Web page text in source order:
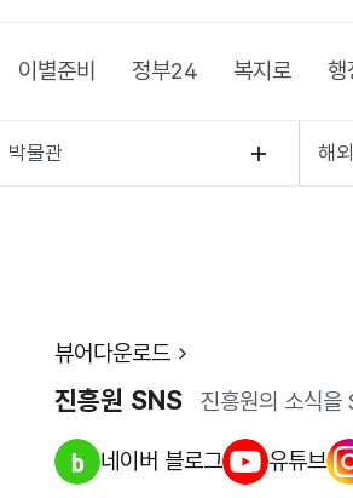
이별준비 정부24 복지로 행
박물관 해
뷰어다운로드
진흥원 SNS 진흥원의 소식을
네이버 블로그 유튜브